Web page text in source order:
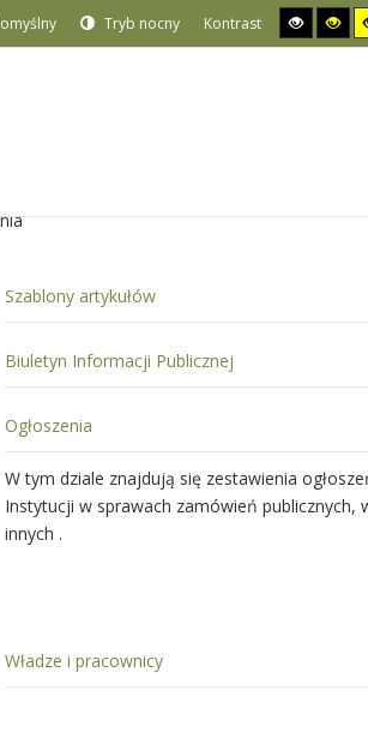
Tryb nocny Kontrast
Szablony artykułów
Biuletyn Informacji Publicznej
Ogłoszenia
W tym dziale znajdują się zestawienia
Instytucji w sprawach zamówień
innych .
Władze i pracownicy